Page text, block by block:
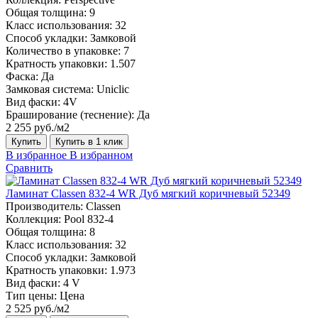
Общая толщина: 9
Класс использования: 32
Способ укладки: Замковой
Количество в упаковке: 7
Кратность упаковки: 1.507
Фаска: Да
Замковая система: Uniclic
Вид фаски: 4V
Браширование (теснение): Да
2 255 руб./м2
Купить Купить в 1 клик
В избранное В избранном
Сравнить
Ламинат Classen 832-4 WR Дуб мягкий коричневый 52349
Производитель: Classen
Коллекция: Pool 832-4
Общая толщина: 8
Класс использования: 32
Способ укладки: Замковой
Кратность упаковки: 1.973
Вид фаски: 4 V
Тип цены: Цена
2 525 руб./м2